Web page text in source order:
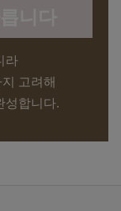
라
고려해
성합니다.